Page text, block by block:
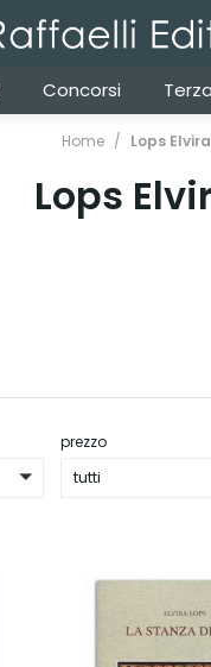
Concorsi
Home Lops Elvira
Lops
prezzo
tutti